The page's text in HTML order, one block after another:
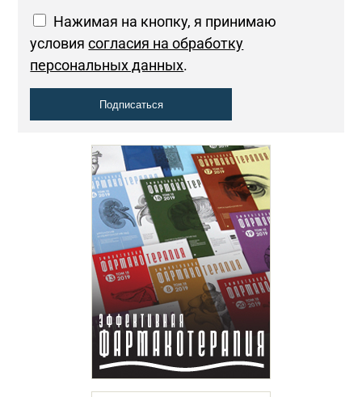
Нажимая на кнопку, я принимаю
условиясогласия на обработку
персональных данных.